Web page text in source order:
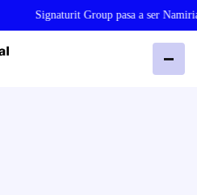
Signaturit Group pasa a ser Namirial